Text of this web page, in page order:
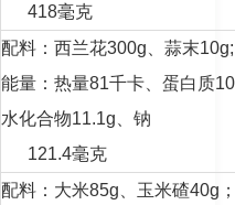
418毫克
配料：西兰花300g、蒜末10g;
能量：热量81千卡、蛋白质
水化合物11.1g、钠
121.4毫克
配料：大米85g、玉米碴40g